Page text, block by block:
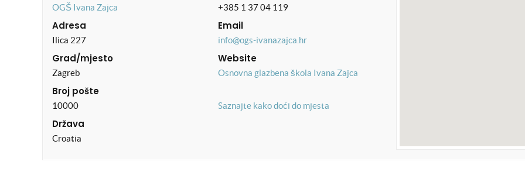
OGŠ Ivana Zajca
Adresa
Ilica 227
Grad/mjesto
Zagreb
Broj pošte
10000
Država
Croatia
+385 1 37 04 119
Email
info@ogs-ivanazajca.hr
Website
Osnovna glazbena škola Ivana Zajca
Saznajte kako doći do mjesta